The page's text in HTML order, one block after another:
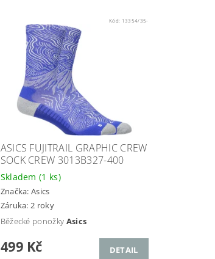
Kód: 13354/35-
ASICS FUJITRAIL GRAPHIC CREW
SOCK CREW 3013B327-400
Skladem(1 ks)
Značka:Asics
Záruka: 2 roky
Běžecké ponožky Asics
499 Kč DETAIL